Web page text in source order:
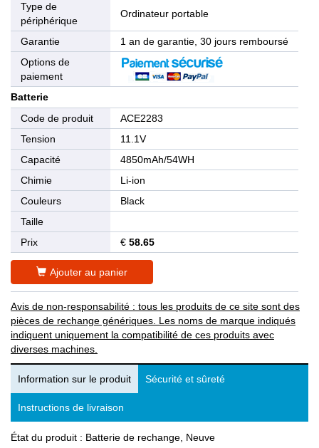
Type de
périphérique
Ordinateur portable
Garantie
1 an de garantie, 30 jours remboursé
Options de
paiement
Batterie
Code de produit
ACE2283
Tension
11.1V
Capacité
4850mAh/54WH
Chimie
Li-ion
Couleurs
Black
Taille
Prix
€ 58.65
Ajouter au panier
Avis de non-responsabilité : tous les produits de ce site sont des
pièces de rechange génériques. Les noms de marque indiqués
indiquent uniquement la compatibilité de ces produits avec
diverses machines.
Information sur le produit Sécurité et sûreté
Instructions de livraison
État du produit : Batterie de rechange, Neuve